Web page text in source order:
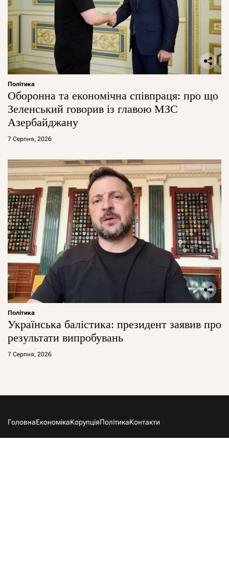
Політика
Оборонна та економічна співпраця: про що
Зеленський говорив із главою МЗС
Азербайджану
7 Серпня, 2026
Політика
Українська балістика: президент заявив про
результати випробувань
7 Серпня, 2026
ГоловнаЕкономікаКорупціяПолітикаКонтакти